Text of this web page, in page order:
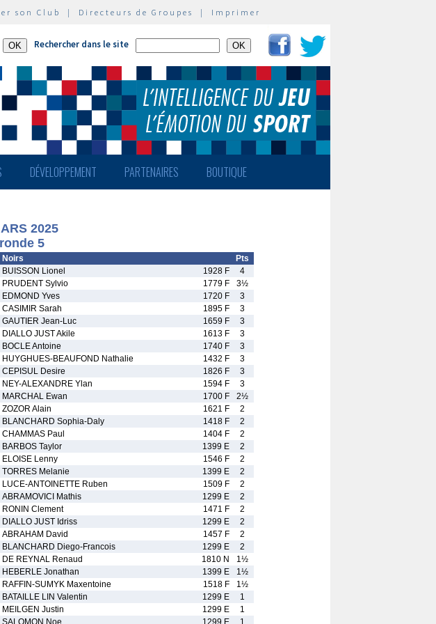
son Club | Directeurs de Groupes | Imprimer
Rechercher dans le site
DÉVELOPPEMENT PARTENAIRES BOUTIQUE
2025
5
Noirs
Pts
BUISSON Lionel 1928 F
4
PRUDENT Sylvio 1779 F
3½
EDMOND Yves 1720 F
3
CASIMIR Sarah 1895 F
3
GAUTIER Jean-Luc 1659 F
3
DIALLO JUST Akile 1613 F
3
BOCLE Antoine 1740 F
3
HUYGHUES-BEAUFOND Nathalie 1432 F
3
CEPISUL Desire 1826 F
3
NEY-ALEXANDRE Ylan 1594 F
3
MARCHAL Ewan 1700 F
2½
ZOZOR Alain 1621 F
2
BLANCHARD Sophia-Daly 1418 F
2
CHAMMAS Paul 1404 F
2
BARBOS Taylor 1399 E
2
ELOISE Lenny 1546 F
2
TORRES Melanie 1399 E
2
LUCE-ANTOINETTE Ruben 1509 F
2
ABRAMOVICI Mathis 1299 E
2
RONIN Clement 1471 F
2
DIALLO JUST Idriss 1299 E
2
ABRAHAM David 1457 F
2
BLANCHARD Diego-Francois 1299 E
2
DE REYNAL Renaud 1810 N
1½
HEBERLE Jonathan 1399 E
1½
RAFFIN-SUMYK Maxentoine 1518 F
1½
BATAILLE LIN Valentin 1299 E
1
MEILGEN Justin 1299 E
1
SALOMON Noe 1299 E 1